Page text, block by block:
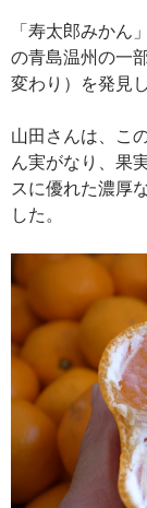
「寿太郎みかん
の青島温州の一
変わり）を発見
山田さんは、こ
ん実がなり、果
スに優れた濃厚
した。